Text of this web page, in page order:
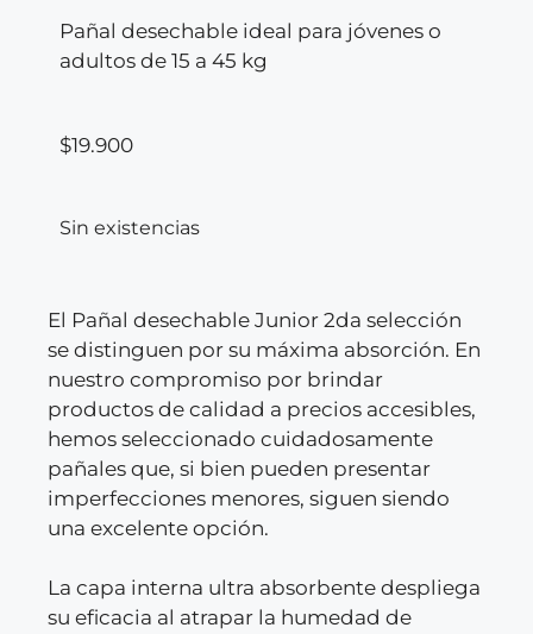
Pañal desechable ideal para jóvenes o
adultos de 15 a 45 kg
$19.900
Sin existencias
El Pañal desechable Junior 2da selección
se distinguen por su máxima absorción. En
nuestro compromiso por brindar
productos de calidad a precios accesibles,
hemos seleccionado cuidadosamente
pañales que, si bien pueden presentar
imperfecciones menores, siguen siendo
una excelente opción.
La capa interna ultra absorbente despliega
su eficacia al atrapar la humedad de